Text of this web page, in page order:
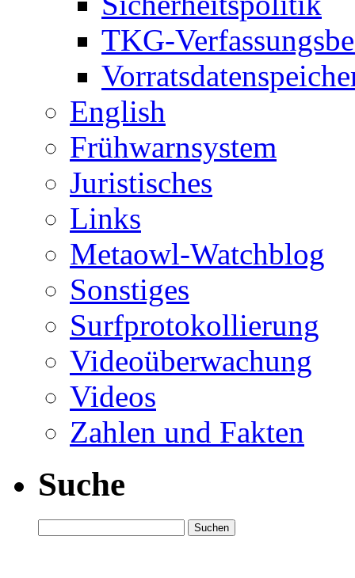
TKG-
English
Frühwarnsystem
Juristisches
Links
Metaowl-Watchblog
Sonstiges
Surfprotokollierung
Videoüberwachung
Videos
Zahlen und Fakten
Suche